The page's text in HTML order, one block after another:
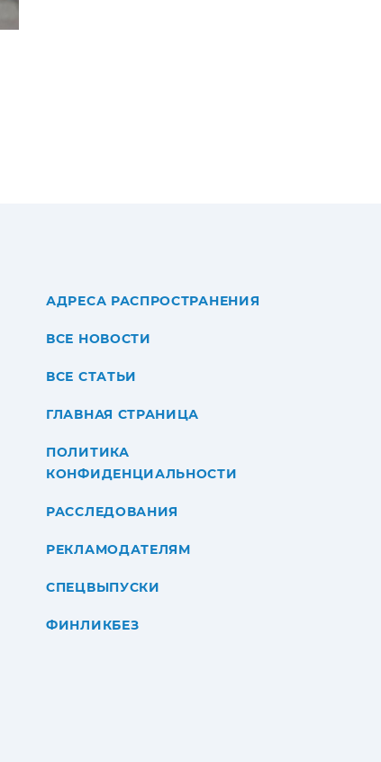
АДРЕСА РАСПРОСТРАНЕНИЯ
ВСЕ НОВОСТИ
ВСЕ СТАТЬИ
ГЛАВНАЯ СТРАНИЦА
ПОЛИТИКА
КОНФИДЕНЦИАЛЬНОСТИ
РАССЛЕДОВАНИЯ
РЕКЛАМОДАТЕЛЯМ
СПЕЦВЫПУСКИ
ФИНЛИКБЕЗ